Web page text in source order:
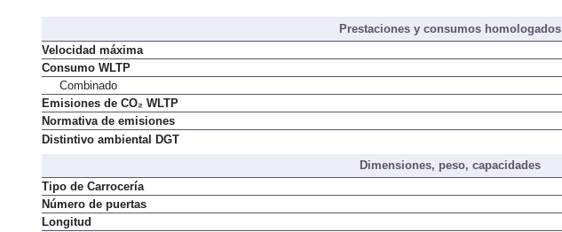
Prestaciones y consumos homologados
Velocidad máxima
Consumo WLTP
Combinado
Emisiones de CO₂ WLTP
Normativa de emisiones
Distintivo ambiental DGT
Dimensiones, peso, capacidades
Tipo de Carrocería
Número de puertas
Longitud